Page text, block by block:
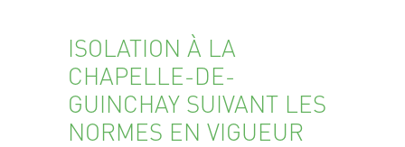
ISOLATION À LA
CHAPELLE-DE-
GUINCHAY SUIVANT LES
NORMES EN VIGUEUR